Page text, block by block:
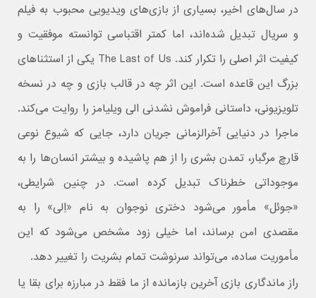
در سال‌های اخیر، بسیاری از بازی‌های ویدیویی محبوب به فیلم
و سریال تبدیل شده‌اند، اما کمتر اقتباسی توانسته موفقیت و
کیفیت اثر اصلی را تکرار کند. The Last of Us یکی از استثناهای
بزرگ این قاعده است. این اثر چه در قالب بازی و چه در نسخه
تلویزیونی، داستانی فراموش‌ نشدنی الی ویلیامز را روایت می‌کند.
ماجرا در دنیایی آخرالزمانی جریان دارد، جایی که شیوع نوعی
قارچ مرگبار، تمدن بشری را از هم پاشیده و بیشتر انسان‌ها را به
موجوداتی خطرناک تبدیل کرده است. در چنین شرایطی،
«جوئل» مأمور می‌شود دختری نوجوان به نام «اِلی» را به
مقصدی امن برساند، اما خیلی زود مشخص می‌شود که این
مأموریت ساده، می‌تواند سرنوشت تمام بشریت را تغییر دهد.
راز ماندگاری بازی آخرین بازمانده از ما فقط در مبارزه برای بقا یا